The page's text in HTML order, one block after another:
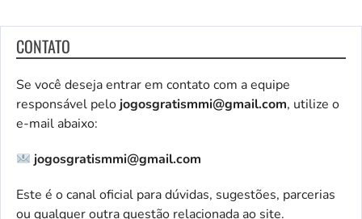
CONTATO
Se você deseja entrar em contato com a equipe
responsável pelo jogosgratismmi@gmail.com, utilize o
e-mail abaixo:
jogosgratismmi@gmail.com
Este é o canal oficial para dúvidas, sugestões, parcerias
ou qualquer outra questão relacionada ao site.